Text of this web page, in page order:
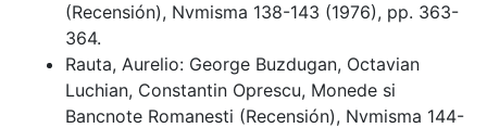
(Recensión), Nvmisma 138-143 (1976), pp. 363-
364.
Rauta, Aurelio: George Buzdugan, Octavian
Luchian, Constantin Oprescu, Monede si
Bancnote Romanesti (Recensión), Nvmisma 144-